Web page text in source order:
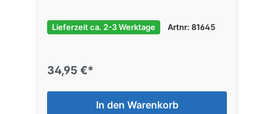
Lieferzeit ca. 2-3 Werktage Artnr: 81645
34,95 €*
In den Warenkorb